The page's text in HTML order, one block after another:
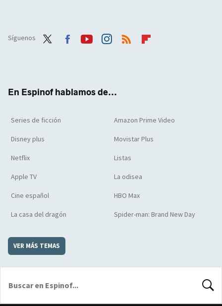
Síguenos
En Espinof hablamos de...
Series de ficción Amazon Prime Video
Disney plus Movistar Plus
Netflix Listas
Apple TV La odisea
Cine español HBO Max
La casa del dragón Spider-man: Brand New Day
VER MÁS TEMAS